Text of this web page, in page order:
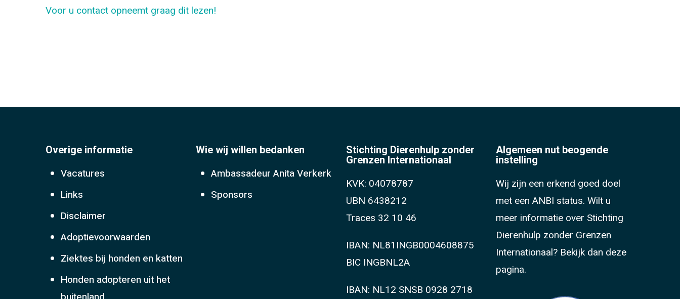
Voor u contact opneemt graag dit lezen!
Overige informatie
Vacatures
Links
Disclaimer
Adoptievoorwaarden
Ziektes bij honden en katten
Honden adopteren uit het
Wie wij willen bedanken
Ambassadeur Anita Verkerk
Sponsors
Stichting Dierenhulp zonder
Grenzen Internationaal
KVK: 04078787
UBN 6438212
Traces 32 10 46
IBAN: NL81INGB0004608875
BIC INGBNL2A
IBAN: NL12 SNSB 0928 2718
Algemeen nut beogende
instelling
Wij zijn een erkend goed doel
met een ANBI status. Wilt u
meer informatie over Stichting
Dierenhulp zonder Grenzen
Internationaal? Bekijk dan deze
pagina.